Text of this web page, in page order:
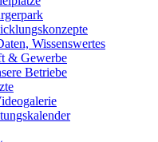
Wissenswertes
& Gewerbe
Betriebe